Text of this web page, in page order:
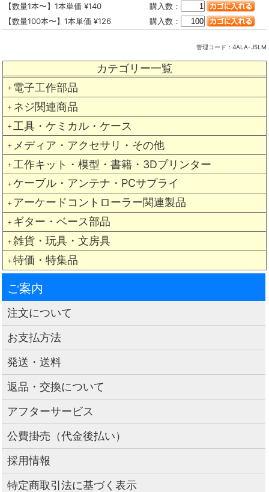
カテゴリー一覧
＋ 電子工作部品
＋ ネジ関連商品
＋ 工具・ケミカル・ケース
＋ メディア・アクセサリ・その他
＋ 工作キット・模型・書籍・3Dプリンター
＋ ケーブル・アンテナ・PCサプライ
＋ アーケードコントローラー関連製品
＋ ギター・ベース部品
＋ 雑貨・玩具・文房具
＋ 特価・特集品
【数量1本〜】1本単価 ¥140
購入数：
【数量100本〜】1本単価 ¥126
購入数：
管理コード： 4ALA-J5LM
ご案内
注文について
お支払方法
発送・送料
返品・交換について
アフターサービス
公費掛売（代金後払い）
採用情報
特定商取引法に基づく表示